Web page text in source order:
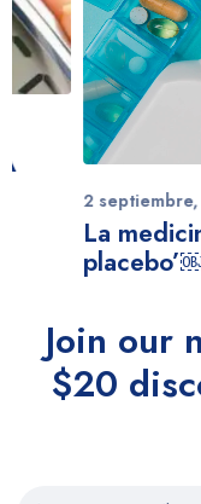
La medicina
placebo’￼
2 septiembre, 2022
Join our
$20